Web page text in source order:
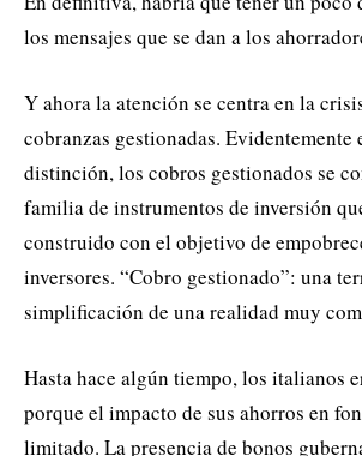
los mensajes que se dan a los
Y ahora la atención se centra en la
cobranzas gestionadas. Evidentemente
distinción, los cobros gestionados se
familia de instrumentos de inversión
construido con el objetivo de
inversores. “Cobro gestionado”: ​​una
simplificación de una realidad muy
Hasta hace algún tiempo, los italianos
porque el impacto de sus ahorros en
limitado. La presencia de bonos